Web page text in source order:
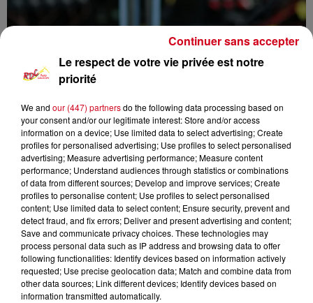
RDC infos locales
RDC RADIO COUSERANS
Un nouveau portique pour les jardins partagés de
Saint-Girons
0:00 5 min 16 sec
26 mai 2026
Le respect de votre vie privée est notre
priorité
We and our (447) partnersdo the following data processing based on
your consent and/or our legitimate interest: Store and/or access
information on a device; Use limited data to select advertising; Create
profiles for personalised advertising; Use profiles to select personalised
advertising; Measure advertising performance; Measure content
performance; Understand audiences through statistics or combinations
of data from different sources; Develop and improve services; Create
profiles to personalise content; Use profiles to select personalised
content; Use limited data to select content; Ensure security, prevent and
detect fraud, and fix errors; Deliver and present advertising and content;
Save and communicate privacy choices. These technologies may
process personal data such as IP address and browsing data to offer
following functionalities: Identify devices based on information actively
requested; Use precise geolocation data; Match and combine data from
other data sources; Link different devices; Identify devices based on
information transmitted automatically.
Continuer sans accepter